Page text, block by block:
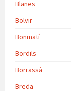
Blanes
Bolvir
Bonmatí
Bordils
Borrassà
Breda